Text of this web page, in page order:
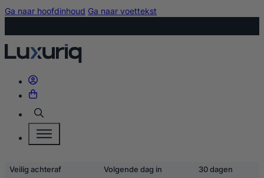
Ga naar hoofdinhoud Ga naar voettekst
Zoeken
Veilig achteraf
Volgende dag in
30 dagen